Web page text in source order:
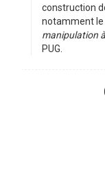
construction
notamment
manipulation
PUG.